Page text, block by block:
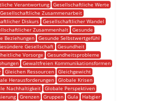
Verantwortung Gesellschaftliche Werte
Gesellschaftliche Zusammenarbeit
Diskurs
Gesellschaftlicher Wandel
Zusammenhalt
Gesunde
Beziehungen
Gesunde Selbstwertgefühl
Gesellschaft
Gesundheit
Vorsorge
Gesundheitsprobleme
Gewaltfreien Kommunikationsformen
Gleichen Ressourcen
Gleichgewicht
Herausforderungen Globale Krisen
Nachhaltigkeit Globale Perspektiven
Grenzen Gruppen Gula
Habgier